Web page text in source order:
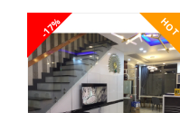
HOT
-17%